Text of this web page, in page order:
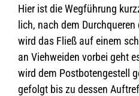
Hier ist die Weg­füh­rung
lich, nach dem
wird das Fließ auf einem
an Vieh­wei­den vor­bei geht
wird dem Post­bo­ten­ge­stell
gefolgt bis zu des­sen